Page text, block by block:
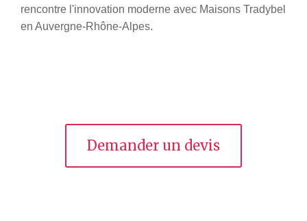
rencontre l'innovation moderne avec Maisons Tradybel
en Auvergne-Rhône-Alpes.
Demander un devis